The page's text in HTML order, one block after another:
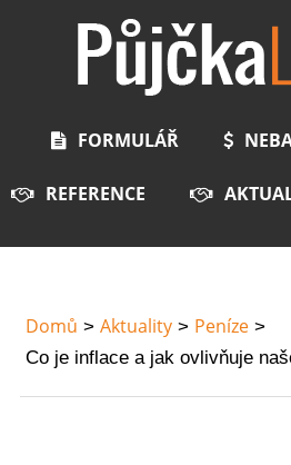
FORMULÁŘ
REFERENCE
Domů Aktuality Peníze
Co je inflace a jak ovlivňuje